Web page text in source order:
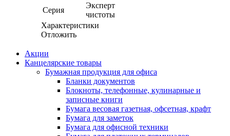
Серия
Эксперт
чистоты
Характеристики
Отложить
Акции
Канцелярские товары
Бумажная продукция для офиса
Бланки документов
Блокноты, телефонные, кулинарные и
записные книги
Бумага весовая газетная, офсетная, крафт
Бумага для заметок
Бумага для офисной техники